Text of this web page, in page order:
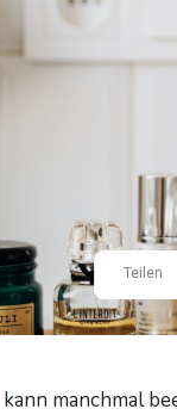
Teilen
kann manchmal